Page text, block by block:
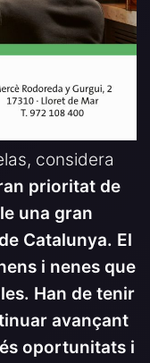
considera
prioritat de
una gran
Catalunya. El
i nenes que
Han de tenir
avançant
oportunitats i